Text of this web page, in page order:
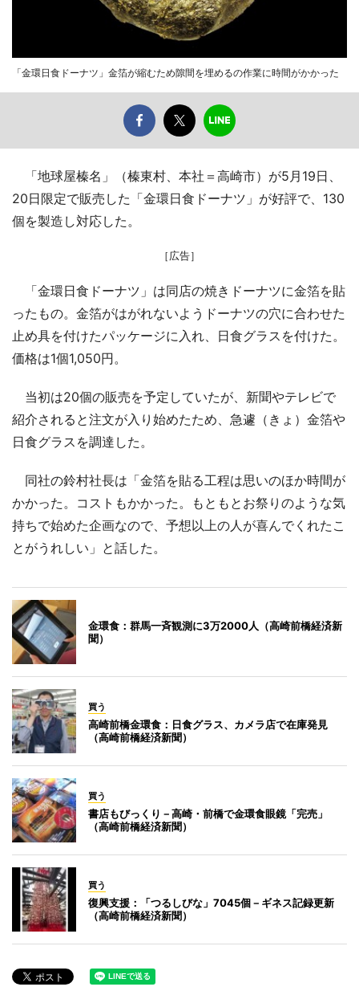
「金環日食ドーナツ」金箔が縮むため隙間を埋めるの作業に時間がかかった
「地球屋榛名」（榛東村、本社＝高崎市）が5月19日、
20日限定で販売した「金環日食ドーナツ」が好評で、130
個を製造し対応した。
［広告］
「金環日食ドーナツ」は同店の焼きドーナツに金箔を貼
ったもの。金箔がはがれないようドーナツの穴に合わせた
止め具を付けたパッケージに入れ、日食グラスを付けた。
価格は1個1,050円。
当初は20個の販売を予定していたが、新聞やテレビで
紹介されると注文が入り始めたため、急遽（きょ）金箔や
日食グラスを調達した。
同社の鈴村社長は「金箔を貼る工程は思いのほか時間が
かかった。コストもかかった。もともとお祭りのような気
持ちで始めた企画なので、予想以上の人が喜んでくれたこ
とがうれしい」と話した。
金環食：群馬一斉観測に3万2000人（高崎前橋経済新
聞）
買う
高崎前橋金環食：日食グラス、カメラ店で在庫発見
（高崎前橋経済新聞）
買う
書店もびっくり－高崎・前橋で金環食眼鏡「完売」
（高崎前橋経済新聞）
買う
復興支援：「つるしびな」7045個－ギネス記録更新
（高崎前橋経済新聞）